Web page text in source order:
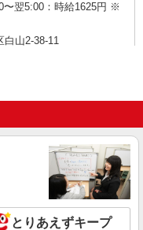
翌5:00：時給1625円 ※
白山2-38-11
ピザメイクスタッフ
日 時給1,230円以上 土日・
山1-17-3
とりあえずキープ